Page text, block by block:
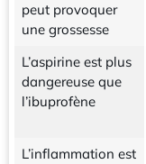
peut provoquer
une grossesse
L’aspirine est plus
dangereuse que
l’ibuprofène
L’inflammation est